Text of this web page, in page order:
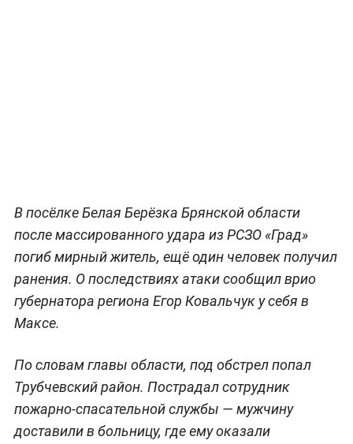
В посёлке Белая Берёзка Брянской области
после массированного удара из РСЗО «Град»
погиб мирный житель, ещё один человек получил
ранения. О последствиях атаки сообщил врио
губернатора региона Егор Ковальчук у себя в
Максе.
По словам главы области, под обстрел попал
Трубчевский район. Пострадал сотрудник
пожарно-спасательной службы — мужчину
доставили в больницу, где ему оказали